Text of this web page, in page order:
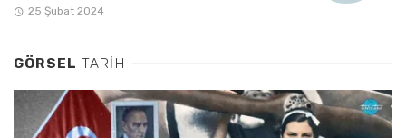
25 Şubat 2024
GÖRSEL TARIH